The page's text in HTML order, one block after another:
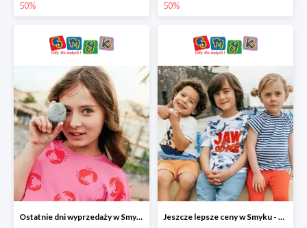
50% 50%
Ostatnie dni wyprzedaży w Smyku - ubrania i buty do -70% Jeszcze lepsze ceny w Smyku - ubrania i buty do -70%